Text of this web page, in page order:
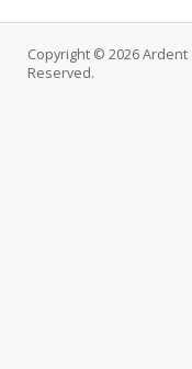
Copyright © 2026 Ardent
Reserved.